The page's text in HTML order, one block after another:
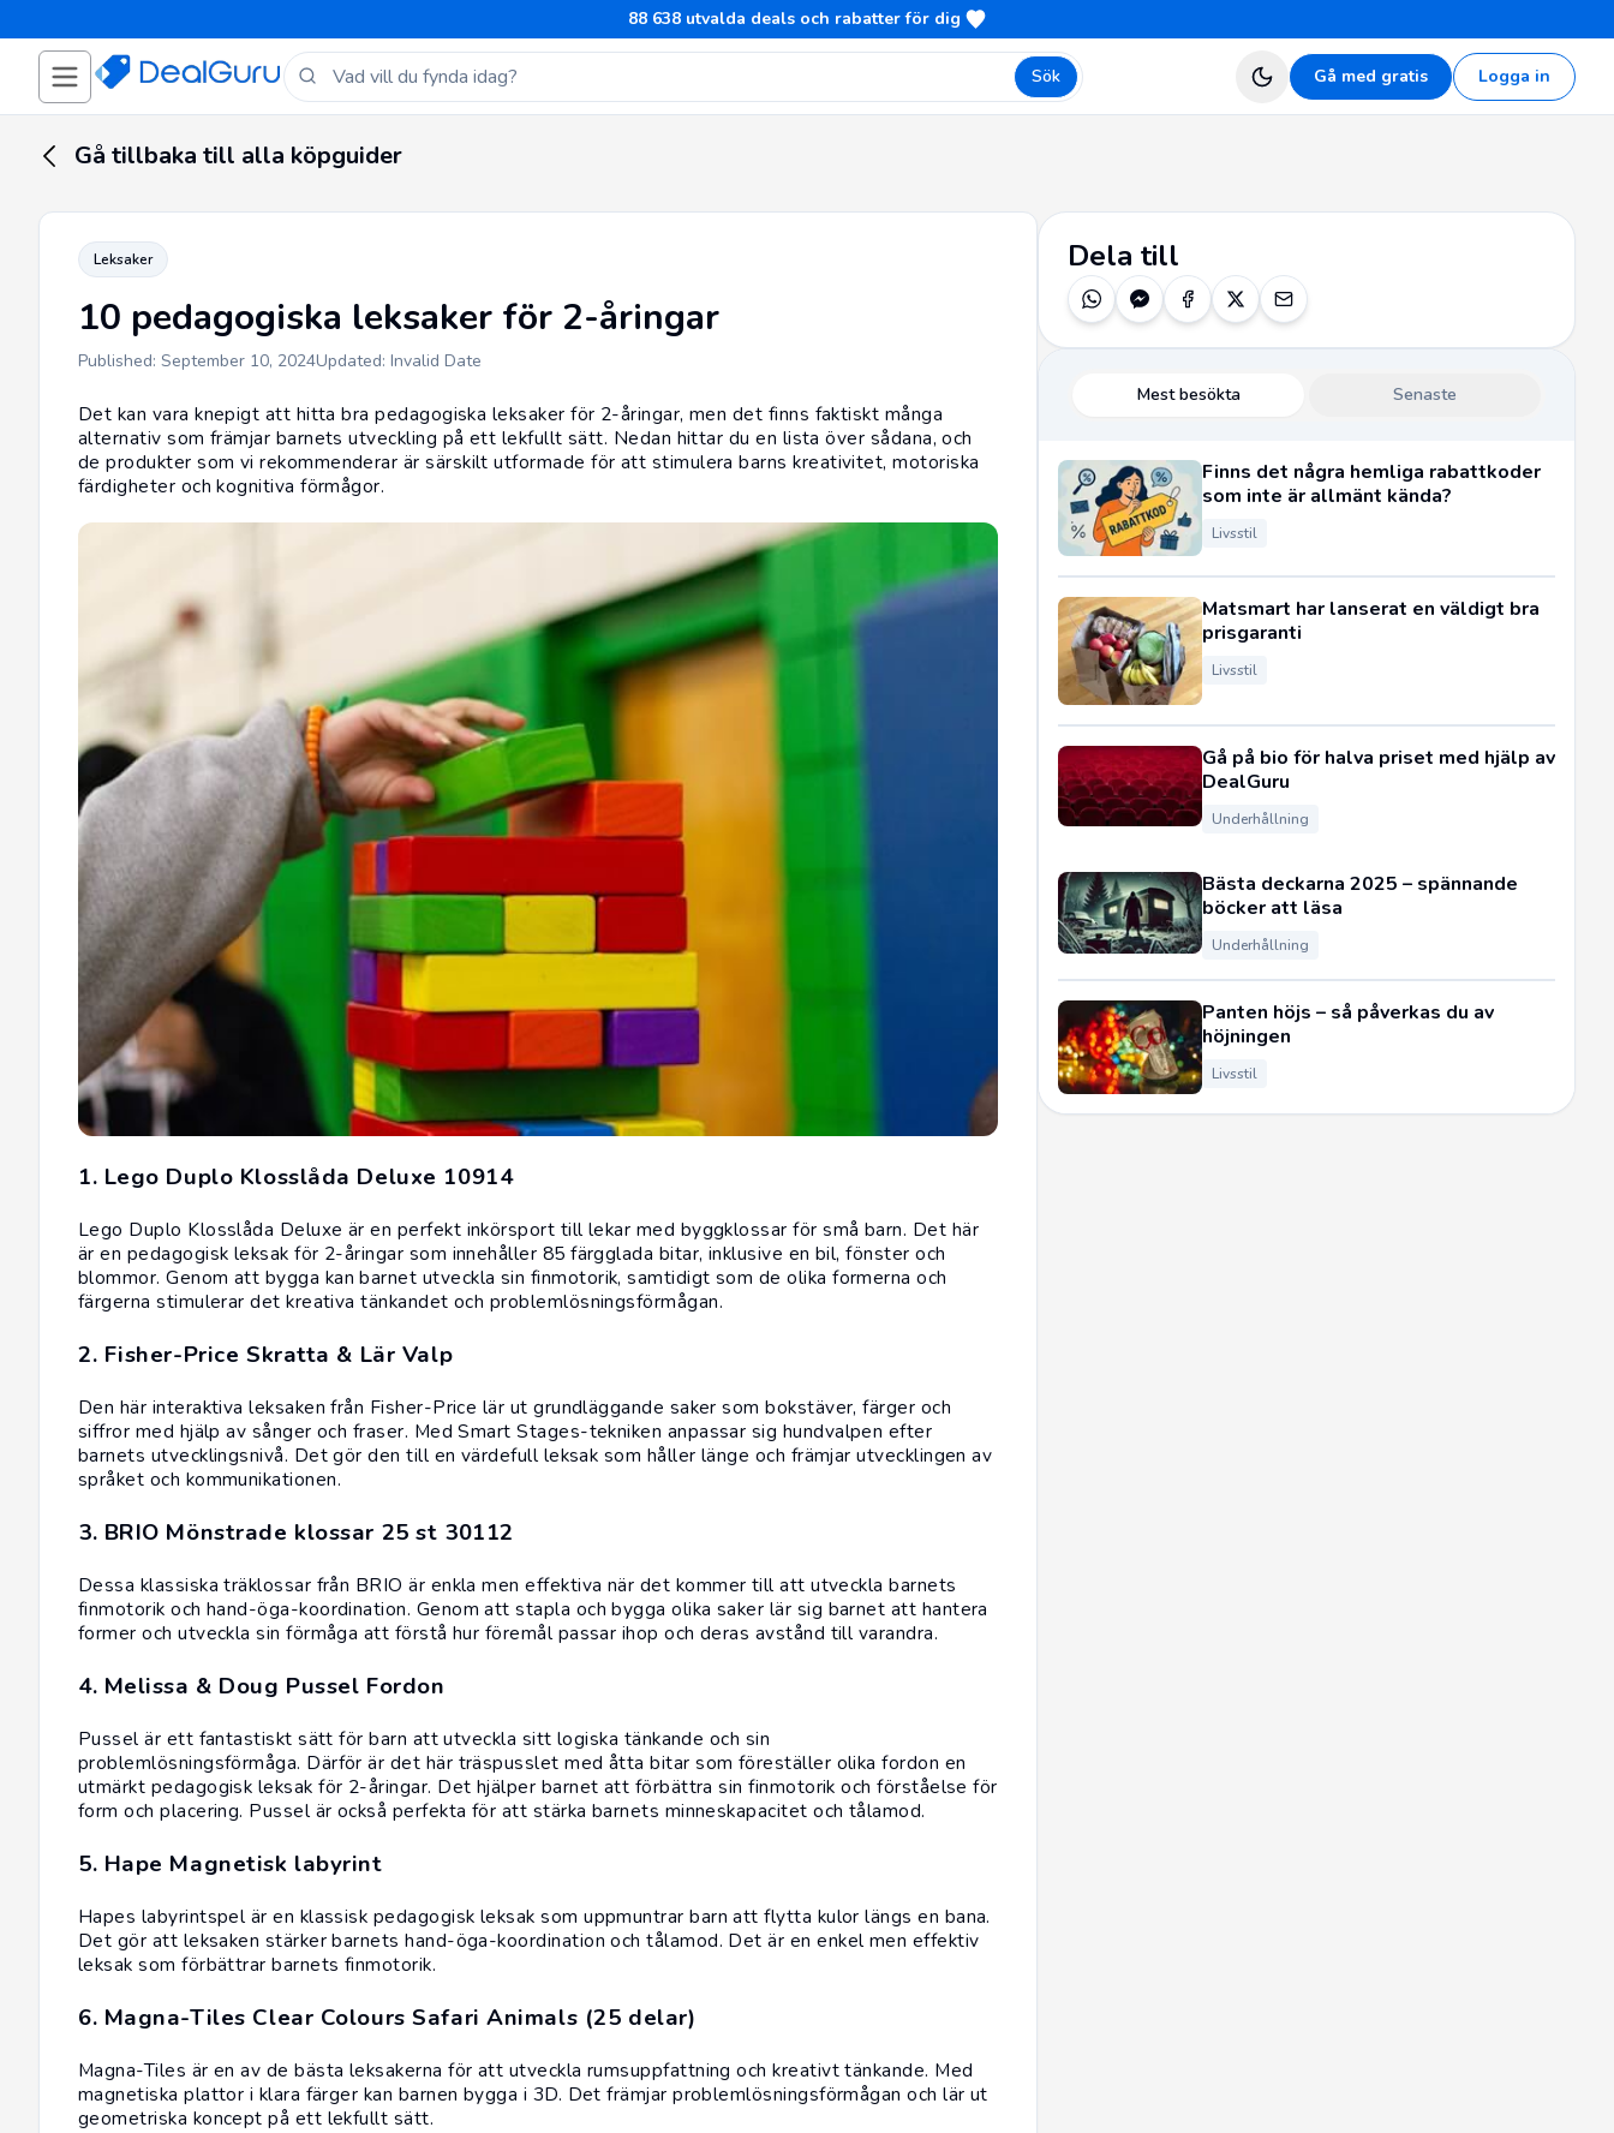
88 638 utvalda deals och rabatter för dig
Sök Gå med gratis Logga in
Gå tillbaka till alla köpguider
Leksaker
10 pedagogiska leksaker för 2-åringar
Published: September 10, 2024Updated: Invalid Date
Det kan vara knepigt att hitta bra pedagogiska leksaker för 2-åringar, men det finns faktiskt många
alternativ som främjar barnets utveckling på ett lekfullt sätt. Nedan hittar du en lista över sådana, och
de produkter som vi rekommenderar är särskilt utformade för att stimulera barns kreativitet, motoriska
färdigheter och kognitiva förmågor.
1. Lego Duplo Klosslåda Deluxe 10914
Lego Duplo Klosslåda Deluxe är en perfekt inkörsport till lekar med byggklossar för små barn. Det här
är en pedagogisk leksak för 2-åringar som innehåller 85 färgglada bitar, inklusive en bil, fönster och
blommor. Genom att bygga kan barnet utveckla sin finmotorik, samtidigt som de olika formerna och
färgerna stimulerar det kreativa tänkandet och problemlösningsförmågan.
2. Fisher-Price Skratta & Lär Valp
Den här interaktiva leksaken från Fisher-Price lär ut grundläggande saker som bokstäver, färger och
siffror med hjälp av sånger och fraser. Med Smart Stages-tekniken anpassar sig hundvalpen efter
barnets utvecklingsnivå. Det gör den till en värdefull leksak som håller länge och främjar utvecklingen av
språket och kommunikationen.
3. BRIO Mönstrade klossar 25 st 30112
Dessa klassiska träklossar från BRIO är enkla men effektiva när det kommer till att utveckla barnets
finmotorik och hand-öga-koordination. Genom att stapla och bygga olika saker lär sig barnet att hantera
former och utveckla sin förmåga att förstå hur föremål passar ihop och deras avstånd till varandra.
4. Melissa & Doug Pussel Fordon
Pussel är ett fantastiskt sätt för barn att utveckla sitt logiska tänkande och sin
problemlösningsförmåga. Därför är det här träspusslet med åtta bitar som föreställer olika fordon en
utmärkt pedagogisk leksak för 2-åringar. Det hjälper barnet att förbättra sin finmotorik och förståelse för
form och placering. Pussel är också perfekta för att stärka barnets minneskapacitet och tålamod.
5. Hape Magnetisk labyrint
Hapes labyrintspel är en klassisk pedagogisk leksak som uppmuntrar barn att flytta kulor längs en bana.
Det gör att leksaken stärker barnets hand-öga-koordination och tålamod. Det är en enkel men effektiv
leksak som förbättrar barnets finmotorik.
6. Magna-Tiles Clear Colours Safari Animals (25 delar)
Magna-Tiles är en av de bästa leksakerna för att utveckla rumsuppfattning och kreativt tänkande. Med
magnetiska plattor i klara färger kan barnen bygga i 3D. Det främjar problemlösningsförmågan och lär ut
geometriska koncept på ett lekfullt sätt.
Dela till
Mest besökta Senaste
Finns det några hemliga rabattkoder
som inte är allmänt kända?
Livsstil
Matsmart har lanserat en väldigt bra
prisgaranti
Livsstil
Gå på bio för halva priset med hjälp av
DealGuru
Underhållning
Bästa deckarna 2025 – spännande
böcker att läsa
Underhållning
Panten höjs – så påverkas du av
höjningen
Livsstil